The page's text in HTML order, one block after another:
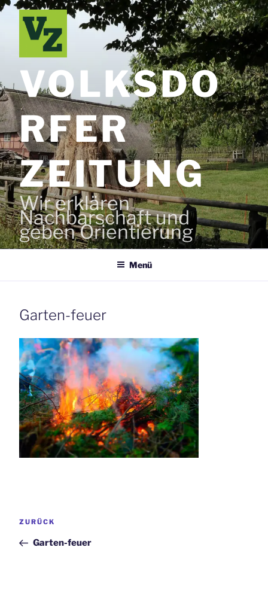
Zum
Inhalt
springen
VOLKSDO
RFER
ZEITUNG
Wir erklären
Nachbarschaft und
geben Orientierung
Menü
Garten-feuer
Vorheriger
ZURÜCK
Garten-feuer